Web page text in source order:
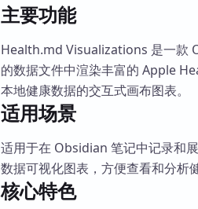
主要功能
Health.md Visualizations 是一款
的数据文件中渲染丰富的 Apple
本地健康数据的交互式画布图表。
适用场景
适用于在 Obsidian 笔记中记录和
数据可视化图表，方便查看和分析
核心特色